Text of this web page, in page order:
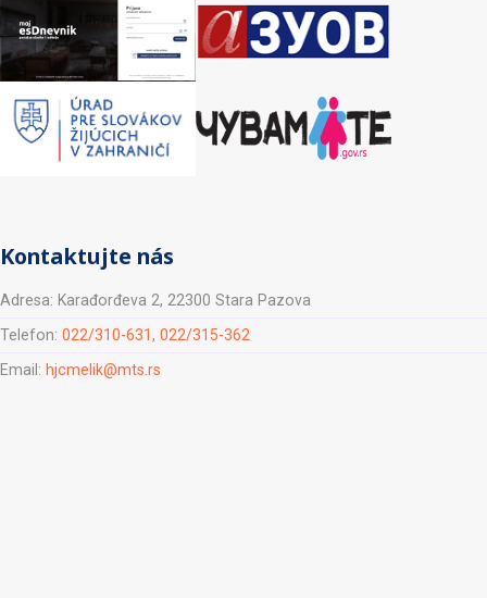
Kontaktujte nás
Adresa: Karađorđeva 2, 22300 Stara Pazova
Telefon: 022/310-631, 022/315-362
Email: hjcmelik@mts.rs